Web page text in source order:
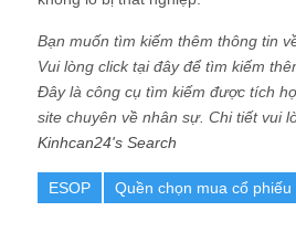
Bạn muốn tìm kiếm thêm thông tin
Vui lòng click tại đây để tìm kiếm
Đây là công cụ tìm kiếm được tích
site chuyên về nhân sự. Chi tiết vui
Kinhcan24's Search
ESOP Quền chọn mua cổ phiếu